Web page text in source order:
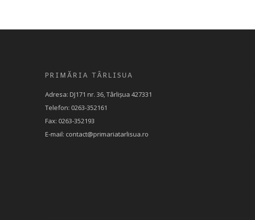
PRIMĂRIA TÂRLISUA
Adresa: DJ171 nr. 36, Târlișua 427331
Telefon: 0263-352161
Fax: 0263-352193
E-mail: contact@primariatarlisua.ro